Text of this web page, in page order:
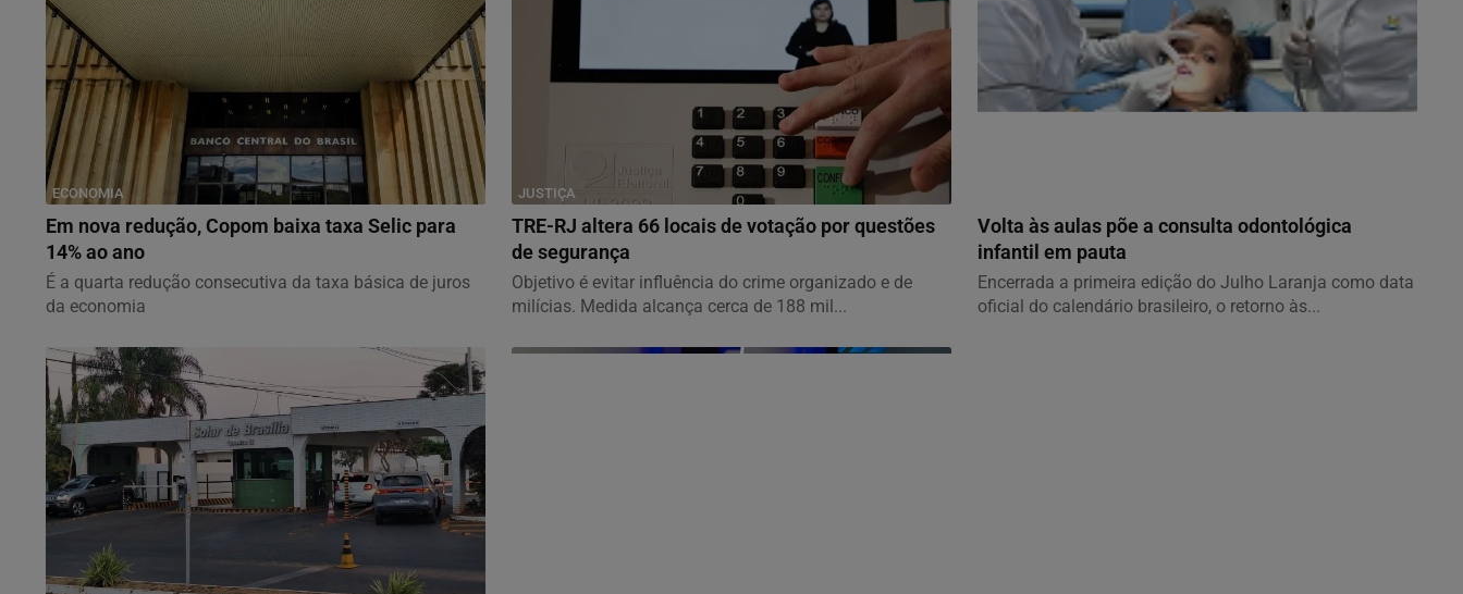
ECONOMIA
Em nova redução, Copom baixa taxa Selic para
14% ao ano
É a quarta redução consecutiva da taxa básica de juros
da economia
JUSTIÇA
TRE-RJ altera 66 locais de votação por questões
de segurança
Objetivo é evitar influência do crime organizado e de
milícias. Medida alcança cerca de 188 mil...
Volta às aulas põe a consulta odontológica
infantil em pauta
Encerrada a primeira edição do Julho Laranja como data
oficial do calendário brasileiro, o retorno às...